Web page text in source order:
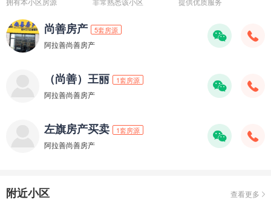
尚善房产 5套房源
阿拉善尚善房产
（尚善）王丽 1套房源
阿拉善尚善房产
左旗房产买卖 1套房源
阿拉善尚善房产
附近小区 查看更多